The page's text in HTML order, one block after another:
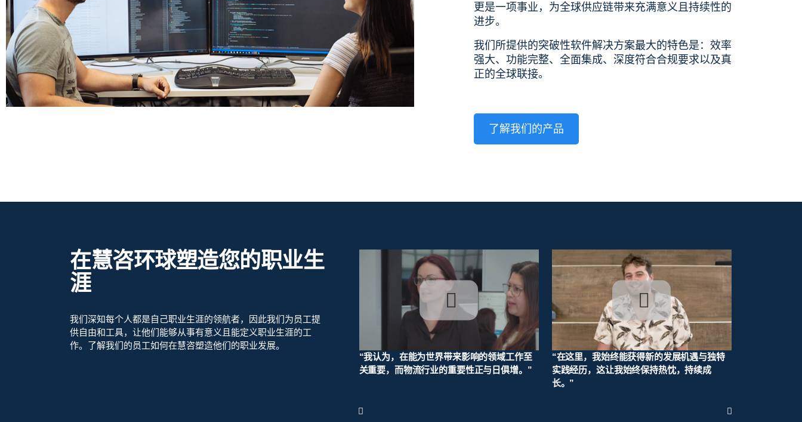
更是一项事业，为全球供应链带来充满意义且持续性的
进步。
我们所提供的突破性软件解决方案最大的特色是：效率
强大、功能完整、全面集成、深度符合合规要求以及真
正的全球联接。
了解我们的产品
在慧咨环球塑造您的职业生
涯
我们深知每个人都是自己职业生涯的领航者，因此我们为员工提
供自由和工具，让他们能够从事有意义且能定义职业生涯的工
作。了解我们的员工如何在慧咨塑造他们的职业发展。
“我认为，在能为世界带来影响的领域工作至
关重要，而物流行业的重要性正与日俱增。”
“在这里，我始终能获得新的发展机遇与独特
实践经历，这让我始终保持热忱，持续成
长。”
 